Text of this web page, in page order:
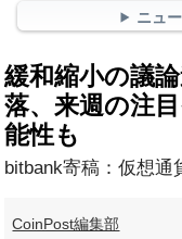
ニュ
緩和縮小の議
落、来週の注
能性も
bitbank寄稿：仮想通
CoinPost編集部